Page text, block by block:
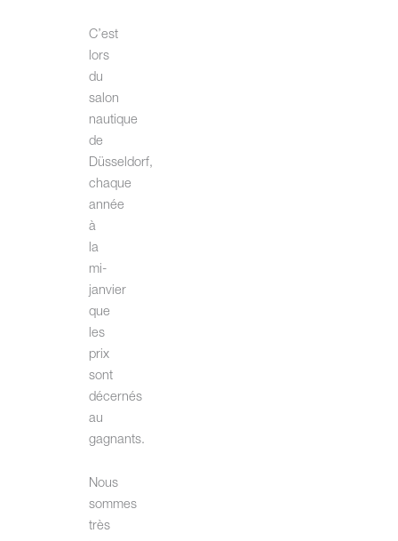
C’est
lors
du
salon
nautique
de
Düsseldorf,
chaque
année
à
la
mi-
janvier
que
les
prix
sont
décernés
au
gagnants.
Nous
sommes
très